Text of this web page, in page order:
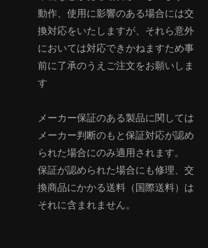
動作、使用に影響のある場合には交
換対応をいたしますが、それら意外
においては対応できかねますため事
前に了承のうえご注文をお願いしま
す
メーカー保証のある製品に関しては
メーカー判断のもと保証対応が認め
られた場合にのみ適用されます。
保証が認められた場合にも修理、交
換商品にかかる送料（国際送料）は
それに含まれません。